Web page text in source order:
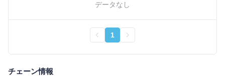
データなし
1
チェーン情報